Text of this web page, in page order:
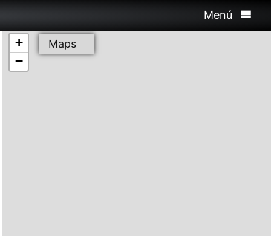
Menú
+
−
Maps